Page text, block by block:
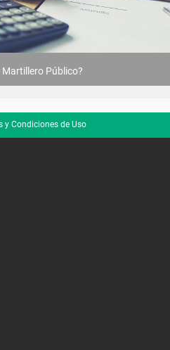
Público?
y Condiciones de Uso